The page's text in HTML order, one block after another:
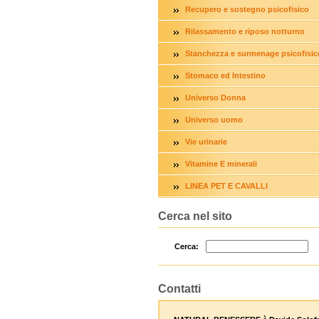
Recupero e sostegno psicofisico
Rilassamento e riposo notturno
Stanchezza e surmenage
Stomaco ed Intestino
Universo Donna
Universo uomo
Vie urinarie
Vitamine E minerali
LINEA PET E CAVALLI
Cerca nel sito
Cerca:
Contatti